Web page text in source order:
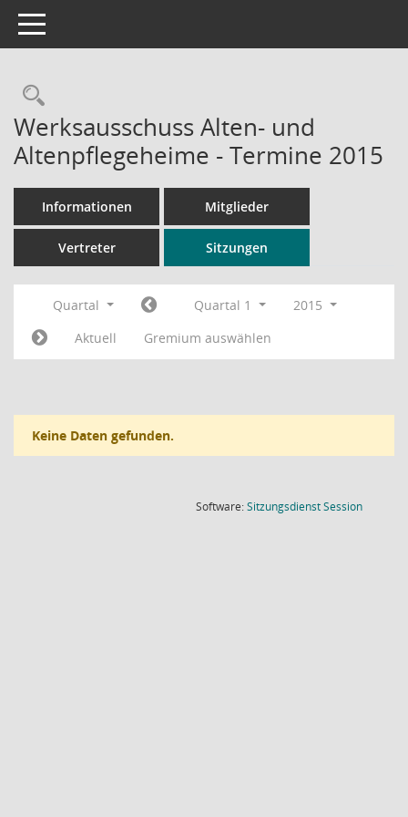
Toggle navigation
Rechercheauswahl
Werksausschuss Alten- und
Altenpflegeheime - Termine 2015
Informationen Mitglieder
Vertreter Sitzungen
Quartal Quartal 1
2015
Aktuell
Gremium auswählen
Keine Daten gefunden.
Software:SitzungsdienstSession(Wird in